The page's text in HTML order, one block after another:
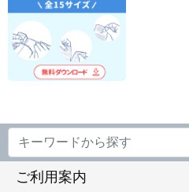
ご利用案内